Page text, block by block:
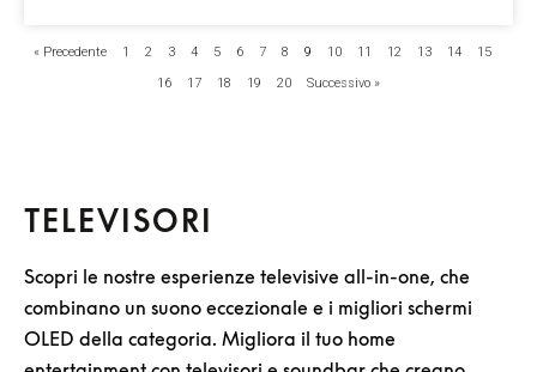
« Precedente 1 2 3 4 5 6 7 8 9 10 11 12 13 14
15
16
17 18 19 20 Successivo »
TELEVISORI
Scopri le nostre esperienze televisive all-in-one, che
combinano un suono eccezionale e i migliori schermi
OLED della categoria. Migliora il tuo home